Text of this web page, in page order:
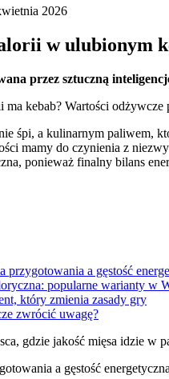
2026
w ulubionym
przez sztuczną
śpi, a kulinarnym paliwem,
mamy do czynienia z
ponieważ finalny bilans
przygotowania a gęstość
popularne warianty w
który zmienia zasady gry
zwrócić uwagę?
gdzie jakość mięsa idzie w
a gęstość